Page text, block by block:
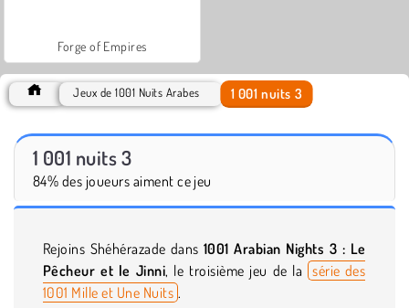
Forge of Empires
Jeux de 1001 Nuits Arabes 1 001 nuits 3
1 001 nuits 3
84% des joueurs aiment ce jeu
Rejoins Shéhérazade dans 1001 Arabian Nights 3 : Le
Pêcheur et le Jinni, le troisième jeu de la série des
1001 Mille et Une Nuits .